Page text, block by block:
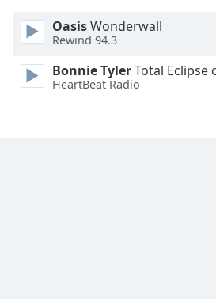
OasisWonderwall
Rewind 94.3
Bonnie TylerTotal Eclipse
HeartBeat Radio